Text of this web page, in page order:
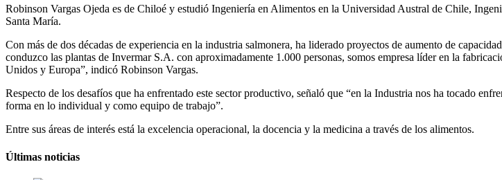
Robinson Vargas Ojeda es de Chiloé y estudió Ingeniería en Alimentos en la Universidad Austral de Chile,
Santa María.
Con más de dos décadas de experiencia en la industria salmonera, ha liderado proyectos de aumento de
conduzco las plantas de Invermar S.A. con aproximadamente 1.000 personas, somos empresa líder en la
Unidos y Europa”, indicó Robinson Vargas.
Respecto de los desafíos que ha enfrentado este sector productivo, señaló que “en la Industria nos ha tocado
forma en lo individual y como equipo de trabajo”.
Entre sus áreas de interés está la excelencia operacional, la docencia y la medicina a través de los alimentos.
Últimas noticias